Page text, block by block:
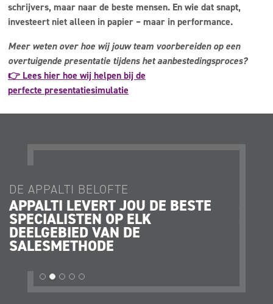
schrijvers, maar naar de beste mensen. En wie dat snapt,
investeert niet alleen in papier – maar in performance.
Meer weten over hoe wij jouw team voorbereiden op een
overtuigende presentatie tijdens het aanbestedingsproces?
👉 Lees hier hoe wij helpen bij de
perfecte presentatiesimulatie
DE APPALTI BELOFTE
APPALTI LEVERT JOU DE BESTE
SPECIALISTEN OP ELK
DEELGEBIED VAN DE
SALESMETHODE